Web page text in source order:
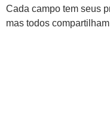
Cada campo tem seus
mas todos